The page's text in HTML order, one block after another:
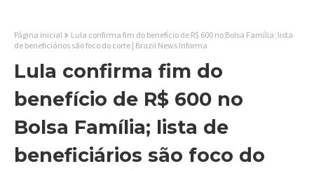
Página inicial
Lula confirma fim do benefício de R$ 600 no Bolsa Família; lista
de beneficiários são foco do corte | Brazil News Informa
Lula confirma fim do
benefício de R$ 600 no
Bolsa Família; lista de
beneficiários são foco do